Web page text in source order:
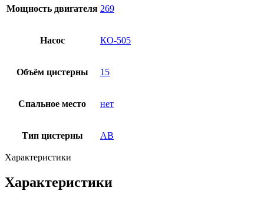
Мощность двигателя 269
Насос КО-505
Объём цистерны 15
Спальное место нет
Тип цистерны АВ
Характеристики
Характеристики